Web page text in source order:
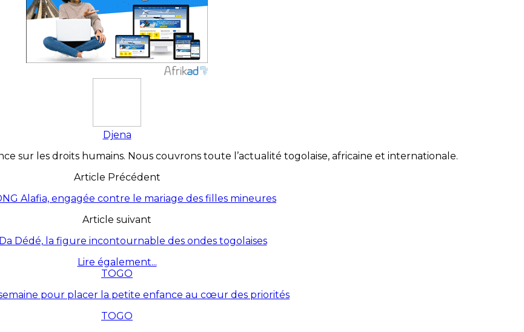
Djena
sur les droits humains. Nous couvrons toute l’actualité togolaise, africaine et internationale.
Article Précédent
Alafia, engagée contre le mariage des filles mineures
Article suivant
Dédé, la figure incontournable des ondes togolaises
Lire également...
TOGO
pour placer la petite enfance au cœur des priorités
TOGO